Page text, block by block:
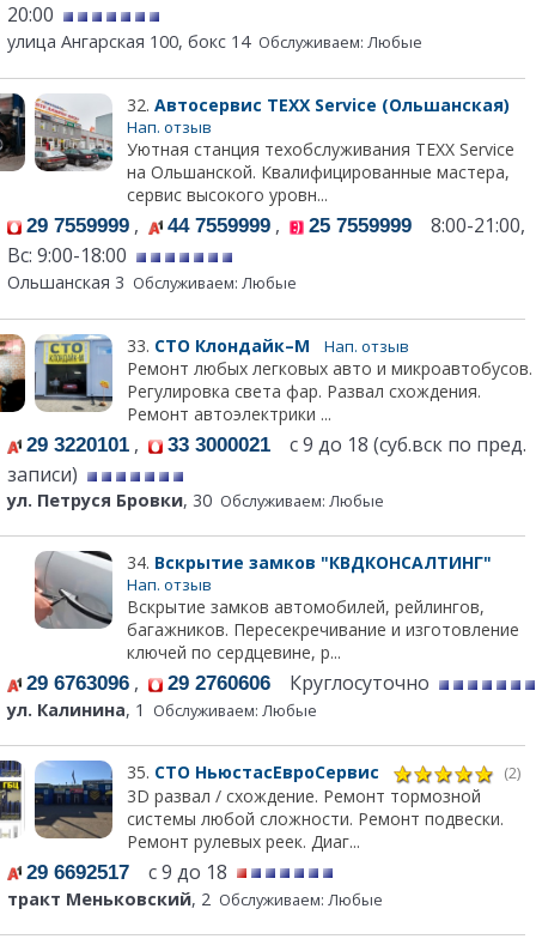
20:00
улица Ангарская 100, бокс 14 Обслуживаем: Любые
32. Автосервис TEXX Service (Ольшанская)
Нап. отзыв
Уютная станция техобслуживания TEXX Service
на Ольшанской. Квалифицированные мастера,
сервис высокого уровн...
29 7559999 , 44 7559999 , 25 7559999 8:00-21:00,
Вс: 9:00-18:00
Ольшанская 3 Обслуживаем: Любые
33. СТО Клондайк–М Нап. отзыв
Ремонт любых легковых авто и микроавтобусов.
Регулировка света фар. Развал схождения.
Ремонт автоэлектрики ...
29 3220101 , 33 3000021 с 9 до 18 (суб.вск по пред.
записи)
ул. Петруся Бровки, 30 Обслуживаем: Любые
34. Вскрытие замков "КВДКОНСАЛТИНГ"
Нап. отзыв
Вскрытие замков автомобилей, рейлингов,
багажников. Пересекречивание и изготовление
ключей по сердцевине, р...
29 6763096 , 29 2760606 Круглосуточно
ул. Калинина, 1 Обслуживаем: Любые
35. СТО НьюстасЕвроСервис (2)
3D развал / схождение. Ремонт тормозной
системы любой сложности. Ремонт подвески.
Ремонт рулевых реек. Диаг...
29 6692517 с 9 до 18
тракт Меньковский, 2 Обслуживаем: Любые